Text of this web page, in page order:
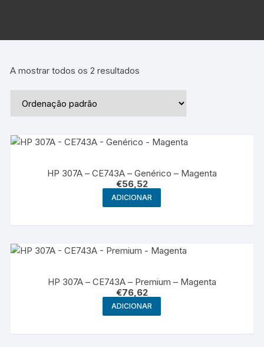
A mostrar todos os 2 resultados
HP 307A – CE743A – Genérico – Magenta
€56,52
ADICIONAR
HP 307A – CE743A – Premium – Magenta
€76,62
ADICIONAR